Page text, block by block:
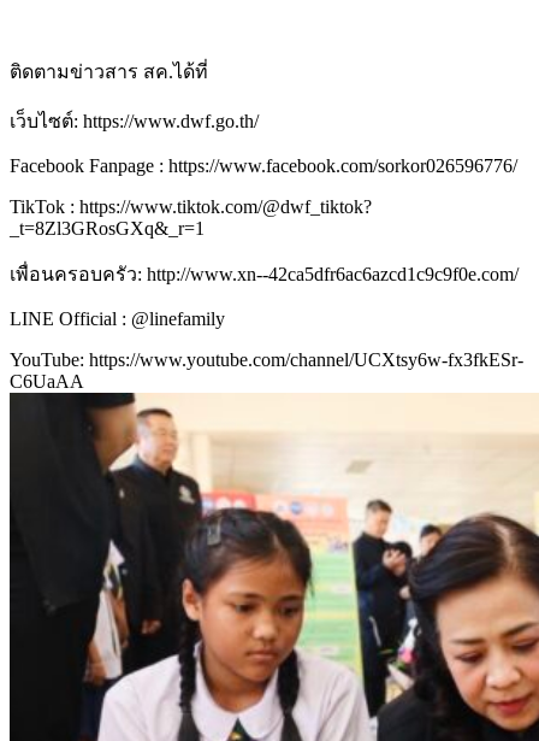
ติดตามข่าวสาร สค.ได้ที่
เว็บไซต์: https://www.dwf.go.th/
Facebook Fanpage : https://www.facebook.com/sorkor026596776/
TikTok : https://www.tiktok.com/@dwf_tiktok?
_t=8Zl3GRosGXq&_r=1
เพื่อนครอบครัว: http://www.xn--42ca5dfr6ac6azcd1c9c9f0e.com/
LINE Official : @linefamily
YouTube: https://www.youtube.com/channel/UCXtsy6w-fx3fkESr-
C6UaAA